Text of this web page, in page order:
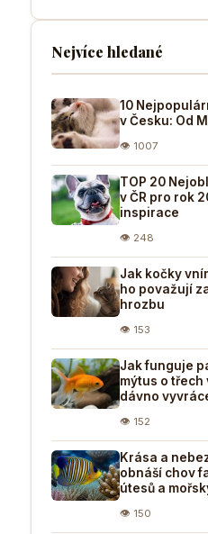
Nejvíce hledané
10
v Česku: Od
👁 1007
TOP 20
v ČR pro rok
inspirace
👁 248
Jak kočky
ho považují
hrozbu
👁 153
Jak funguje
mýtus o
dávno
👁 152
Krása a
obnáší chov
útesů a
👁 150